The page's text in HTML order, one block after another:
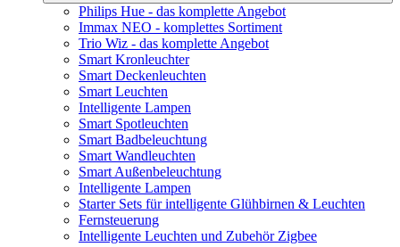
Philips Hue - das komplette Angebot
Immax NEO - komplettes Sortiment
Trio Wiz - das komplette Angebot
Smart Kronleuchter
Smart Deckenleuchten
Smart Leuchten
Intelligente Lampen
Smart Spotleuchten
Smart Badbeleuchtung
Smart Wandleuchten
Smart Außenbeleuchtung
Intelligente Lampen
Starter Sets für intelligente Glühbirnen & Leuchten
Fernsteuerung
Intelligente Leuchten und Zubehör Zigbee